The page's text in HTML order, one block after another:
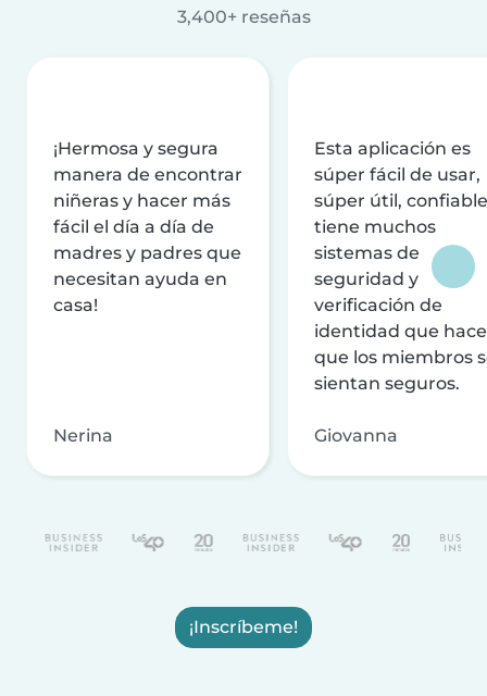
3,400+ reseñas
¡Hermosa y segura
manera de encontrar
niñeras y hacer más
fácil el día a día de
madres y padres que
necesitan ayuda en
casa!
Nerina
Esta aplicación es
súper fácil de usar,
súper útil,
tiene muchos
sistemas de
seguridad y
verificación de
identidad que
que los miembros
sientan seguros.
Giovanna
¡Inscríbeme!